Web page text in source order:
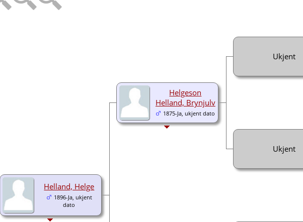
Helland, Helge
1896-Ja, ukjent
dato
Helgeson
Helland, Brynjulv
1875-Ja, ukjent dato
Ukjent
Ukjent